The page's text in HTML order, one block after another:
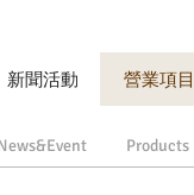
新聞活動 營業項目
Products